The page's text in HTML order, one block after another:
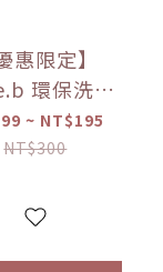
惠限定】
環保洗碗
薈馬鞭草
100ml）
~ NT$195
NT$300